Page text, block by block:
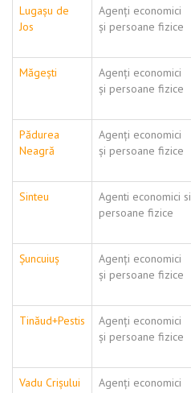
Lugașu de
Jos
Agenți economici
și persoane fizice
Măgești
Agenți economici
și persoane fizice
Pădurea
Neagră
Agenți economici
și persoane fizice
Sinteu
Agenti economici si
persoane fizice
Șuncuiuș
Agenți economici
și persoane fizice
Tinăud+Pestis
Agenți economici
și persoane fizice
Vadu Crișului
Agenți economici